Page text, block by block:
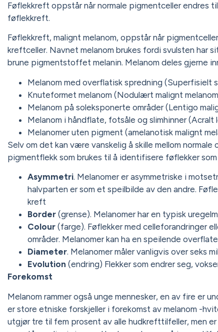
Føflekkreft oppstår når normale pigmentceller endres
føflekkreft.
Føflekkreft, malignt melanom, oppstår når
kreftceller. Navnet melanom brukes fordi svulsten har
brune pigmentstoffet melanin. Melanom deles gjerne
Melanom med overflatisk spredning (Superfisielt
Knuteformet melanom (Nodulært malignt
Melanom på soleksponerte områder (Lentigo
Melanom i håndflate, fotsåle og slimhinner (Acralt
Melanomer uten pigment (amelanotisk malignt
Selv om det kan være vanskelig å skille mellom
pigmentflekk som brukes til å identifisere føflekker
Asymmetri. Melanomer er asymmetriske i
halvparten er som et speilbilde av den andre.
kreft
Border (grense). Melanomer har en typisk
Colour (farge). Føflekker med celleforandringer
områder. Melanomer kan ha en speilende overflate
Diameter. Melanomer måler vanligvis over seks
Evolution (endring) Flekker som endrer seg,
Forekomst
Melanom rammer også unge mennesker, en av fire er
er store etniske forskjeller i forekomst av melanom -
utgjør tre til fem prosent av alle hudkrefttilfeller, men